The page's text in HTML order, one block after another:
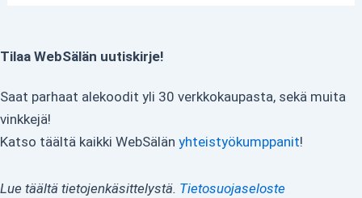
Tilaa WebSälän uutiskirje!
Saat parhaat alekoodit yli 30 verkkokaupasta, sekä muita
vinkkejä!
Katso täältä kaikki WebSälän yhteistyökumppanit!
Lue täältä tietojenkäsittelystä. Tietosuojaseloste